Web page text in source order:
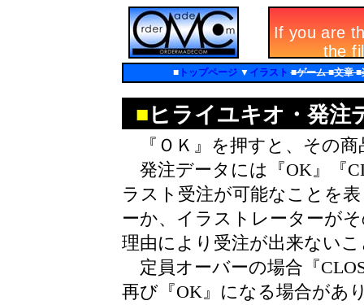
■トップページ▼ イラスト ■ゲーム ■文章
■ ヒライユキオ・発注
『ＯＫ』を押すと、その
発注データには『OK』『
ラスト受注が可能なことを
ーか、イラストレーターが
理由により受注が出来ない
定員オーバーの場合『
再び『OK』になる場合があ